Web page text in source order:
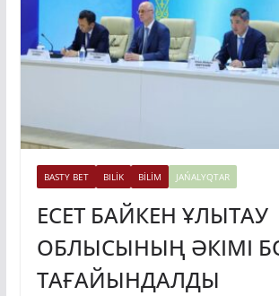
BASTY BET BILİK BİLİM JAŃALYQTAR
ЕСЕТ БАЙКЕН ҰЛЫТАУ
ОБЛЫСЫНЫҢ ӘКІМІ
ТАҒАЙЫНДАЛДЫ